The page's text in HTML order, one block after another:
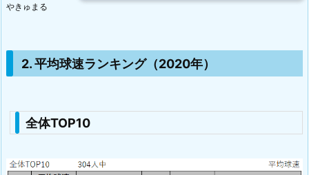
やきゅまる
2. 平均球速ランキング（2020年）
全体TOP10